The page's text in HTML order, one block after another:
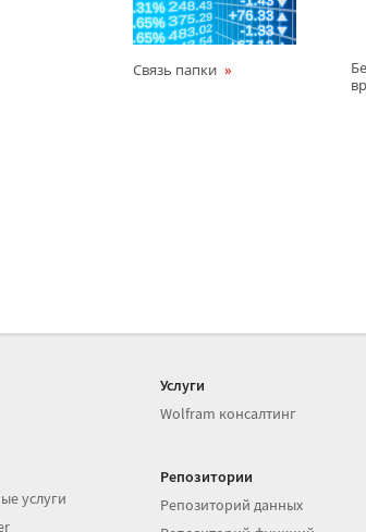
Связь папки
услуги
Услуги
Wolfram консалтинг
Репозитории
Репозиторий данных